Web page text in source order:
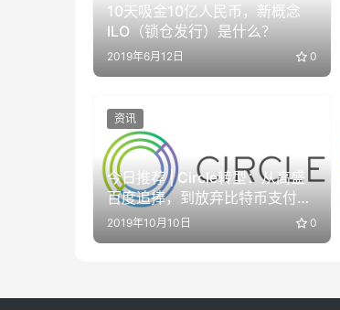
10天吸金10亿人民币，新概念
ILO（锁仓发行）是什么？
2019年6月12日 0
今日推荐 | Circle转型：从高盛
百度追捧，到放弃比特币支付改
做稳定币
2019年10月10日 0
资讯